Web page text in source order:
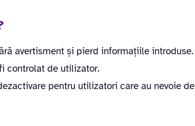
avertisment și pierd informațiile introduse.
controlat de utilizator.
pentru utilizatori care au nevoie de